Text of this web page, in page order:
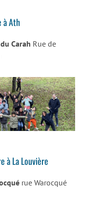
à Ath
Carah Rue de
à La Louvière
rue Warocqué